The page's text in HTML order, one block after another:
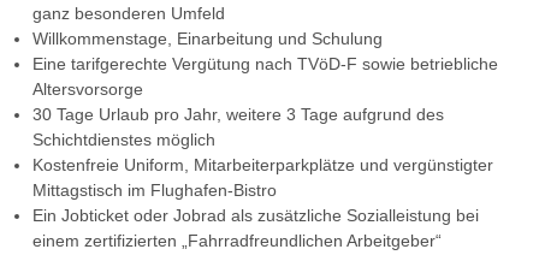
ganz besonderen Umfeld
Willkommenstage, Einarbeitung und Schulung
Eine tarifgerechte Vergütung nach TVöD-F sowie betriebliche
Altersvorsorge
30 Tage Urlaub pro Jahr, weitere 3 Tage aufgrund des
Schichtdienstes möglich
Kostenfreie Uniform, Mitarbeiterparkplätze und vergünstigter
Mittagstisch im Flughafen-Bistro
Ein Jobticket oder Jobrad als zusätzliche Sozialleistung bei
einem zertifizierten „Fahrradfreundlichen Arbeitgeber“